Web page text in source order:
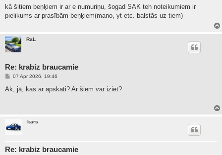
s
kā šitiem beņķiem ir ar e numuriņu, šogad SAK teh noteikumiem ir
pielikums ar prasībām beņķiem(mano, yt etc. balstās uz tiem)
RaL
Re: krabiz braucamie
P
s
07 Apr 2026, 19:46
Ak, jā, kas ar apskati? Ar šiem var iziet?
kars
Re: krabiz braucamie